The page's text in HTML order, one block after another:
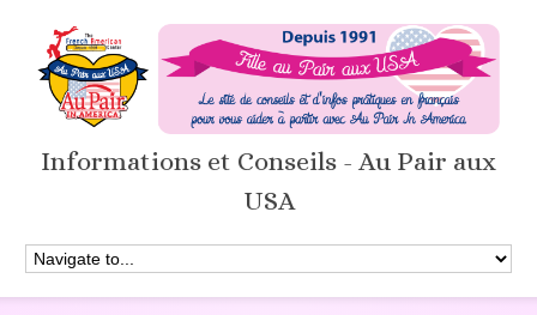
Informations et Conseils - Au Pair aux
USA